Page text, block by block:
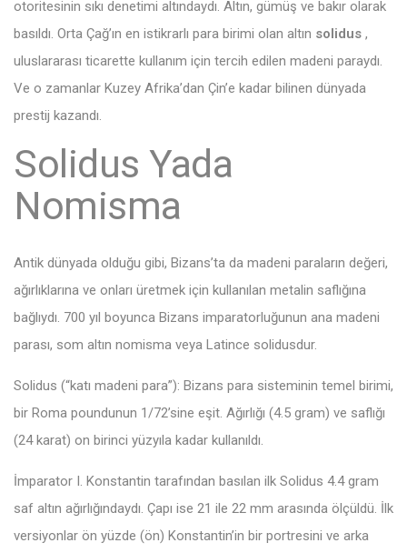
otoritesinin sıkı denetimi altındaydı. Altın, gümüş ve bakır olarak
basıldı. Orta Çağ’ın en istikrarlı para birimi olan altın solidus ,
uluslararası ticarette kullanım için tercih edilen madeni paraydı.
Ve o zamanlar Kuzey Afrika’dan Çin’e kadar bilinen dünyada
prestij kazandı.
Solidus Yada
Nomisma
Antik dünyada olduğu gibi, Bizans’ta da madeni paraların değeri,
ağırlıklarına ve onları üretmek için kullanılan metalin saflığına
bağlıydı. 700 yıl boyunca Bizans imparatorluğunun ana madeni
parası, som altın nomisma veya Latince solidusdur.
Solidus (“katı madeni para”): Bizans para sisteminin temel birimi,
bir Roma poundunun 1/72’sine eşit. Ağırlığı (4.5 gram) ve saflığı
(24 karat) on birinci yüzyıla kadar kullanıldı.
İmparator I. Konstantin tarafından basılan ilk Solidus 4.4 gram
saf altın ağırlığındaydı. Çapı ise 21 ile 22 mm arasında ölçüldü. İlk
versiyonlar ön yüzde (ön) Konstantin’in bir portresini ve arka